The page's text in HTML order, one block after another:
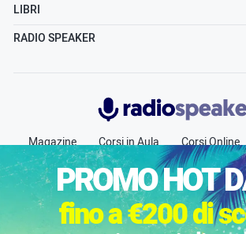
LIBRI
RADIO SPEAKER
Magazine Corsi in Aula Corsi Online
Community
Radio Jobs Chi
Pubblicità
PROMO HOT
fino a €200 di